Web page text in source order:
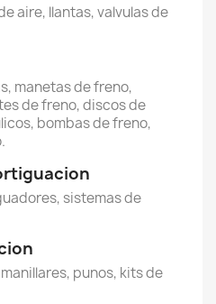
aire, llantas, valvulas de
manetas de freno,
de freno, discos de
bombas de freno,
sistemas de
punos, kits de